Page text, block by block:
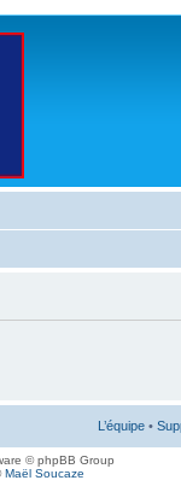
L’équipe •
© phpBB Group
Maël Soucaze